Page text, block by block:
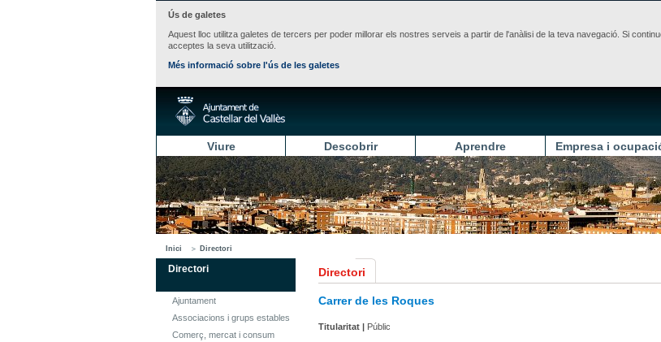
Ús de galetes
Aquest lloc utilitza galetes de tercers per poder millorar els nostres serveis a partir de l'anàlisi de la teva navegació. Si
acceptes la seva utilització.
Més informació sobre l'ús de les galetes
Viure Descobrir Aprendre Empresa i
Inici Directori
Directori
Ajuntament
Associacions i grups estables
Comerç, mercat i consum
Directori
Carrer de les Roques
Titularitat | Públic